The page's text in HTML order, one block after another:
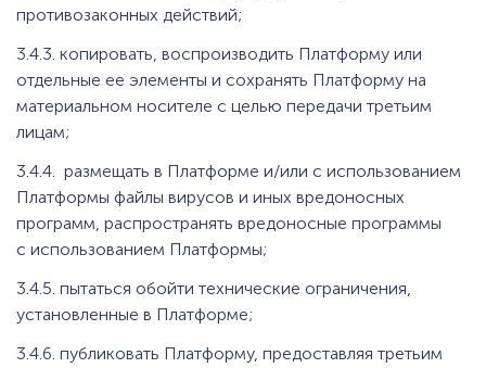
противозаконных действий;
3.4.3. копировать, воспроизводить Платформу или
отдельные ее элементы и сохранять Платформу на
материальном носителе с целью передачи третьим
лицам;
3.4.4. размещать в Платформе и/или с использованием
Платформы файлы вирусов и иных вредоносных
программ, распространять вредоносные программы
с использованием Платформы;
3.4.5. пытаться обойти технические ограничения,
установленные в Платформе;
3.4.6. публиковать Платформу, предоставляя третьим